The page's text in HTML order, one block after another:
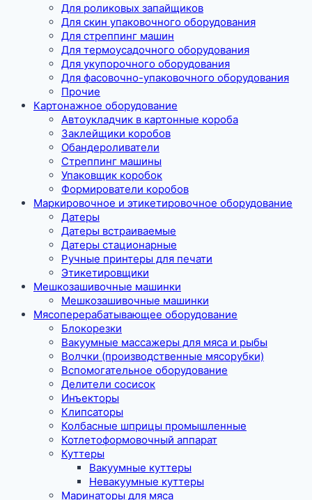
Для роликовых запайщиков
Для скин упаковочного оборудования
Для стреппинг машин
Для термоусадочного оборудования
Для укупорочного оборудования
Для фасовочно-упаковочного оборудования
Прочие
Картонажное оборудование
Автоукладчик в картонные короба
Заклейщики коробов
Обандероливатели
Стреппинг машины
Упаковщик коробок
Формирователи коробов
Маркировочное и этикетировочное оборудование
Датеры
Датеры встраиваемые
Датеры стационарные
Ручные принтеры для печати
Этикетировщики
Мешкозашивочные машинки
Мешкозашивочные машинки
Мясоперерабатывающее оборудование
Блокорезки
Вакуумные массажеры для мяса и рыбы
Волчки (производственные мясорубки)
Вспомогательное оборудование
Делители сосисок
Инъекторы
Клипсаторы
Колбасные шприцы промышленные
Котлетоформовочный аппарат
Куттеры
Вакуумные куттеры
Невакуумные куттеры
Маринаторы для мяса